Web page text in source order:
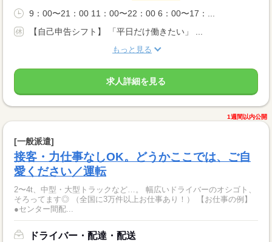
9：00〜21：00 11：00〜22：00 6：00〜17：...
【自己申告シフト】 「平日だけ働きたい」 ...
もっと見る
求人詳細を見る
1週間以内公開
[一般派遣]
接客・力仕事なしOK。どうかここでは、ご自
愛ください／運転
2〜4t、中型・大型トラックなど…。 幅広いドライバーのオシゴト、
そろってます◎ （全国に3万件以上お仕事あり！） 【お仕事の例】
●センター間配...
ドライバー・配達・配送